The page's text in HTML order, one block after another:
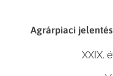
Agrárpiaci
XXIX.